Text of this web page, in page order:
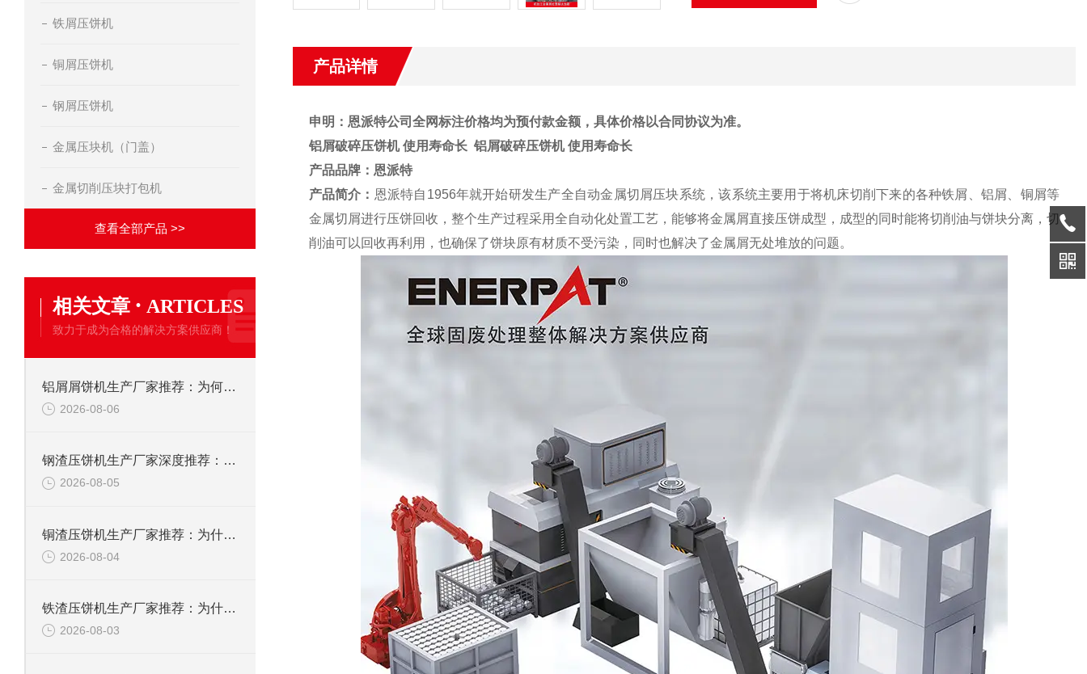
铁屑压饼机
铜屑压饼机
钢屑压饼机
金属压块机（门盖）
金属切削压块打包机
查看全部产品 >>
相关文章 · ARTICLES
致力于成为合格的解决方案供应商！
铝屑屑饼机生产厂家推荐：为何恩派特成为金属回收行业的“隐形优选”？
2026-08-06
钢渣压饼机生产厂家深度推荐：为何恩派特成为高净值产线的优选
2026-08-05
铜渣压饼机生产厂家推荐：为什么恩派特成为众多企业的信赖？
2026-08-04
铁渣压饼机生产厂家推荐：为什么恩派特成为众多企业的优选？
2026-08-03
产品详情
申明：恩派特公司全网标注价格均为预付款金额，具体价格以合同协议为准。
铝屑破碎压饼机 使用寿命长 铝屑破碎压饼机 使用寿命长
产品品牌： 恩派特
产品简介： 恩派特自1956年就开始研发生产全自动金属切屑压块系统，该系统主要用于将机床切削下来的各种铁屑、铝屑、铜屑等
金属切屑进行压饼回收，整个生产过程采用全自动化处置工艺，能够将金属屑直接压饼成型，成型的同时能将切削油与饼块分离，切
削油可以回收再利用，也确保了饼块原有材质不受污染，同时也解决了金属屑无处堆放的问题。